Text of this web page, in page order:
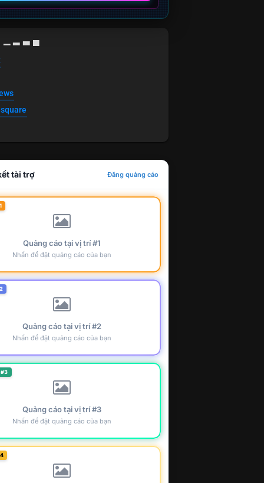
▁ ▂ ▃ ▄
tài trợ Đăng quảng cáo
Quảng cáo tại vị trí #1
Nhấn để đặt quảng cáo của bạn
Quảng cáo tại vị trí #2
Nhấn để đặt quảng cáo của bạn
Quảng cáo tại vị trí #3
Nhấn để đặt quảng cáo của bạn